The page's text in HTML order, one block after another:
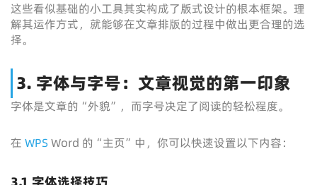
这些看似基础的小工具其实构成了版式设计的根本框架。理
解其运作方式，就能够在文章排版的过程中做出更合理的选
择。
3. 字体与字号：文章视觉的第一印象
字体是文章的“外貌”，而字号决定了阅读的轻松程度。
在 WPS Word 的“主页”中，你可以快速设置以下内容：